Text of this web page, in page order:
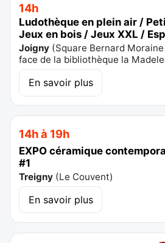
14h
Ludothèque en plein air /
Jeux en bois / Jeux XXL /
Joigny (Square Bernard
face de la bibliothèque la
En savoir plus
14h à 19h
EXPO céramique
#1
Treigny (Le Couvent)
En savoir plus